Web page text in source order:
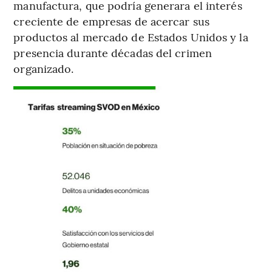
manufactura, que podría generara el interés
creciente de empresas de acercar sus
productos al mercado de Estados Unidos y la
presencia durante décadas del crimen
organizado.